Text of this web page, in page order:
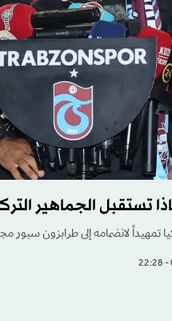
تستقبل الجماهير
تمهيداً لانضمامه إلى طرابزون سبور